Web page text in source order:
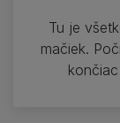
Tu je
mačiek.